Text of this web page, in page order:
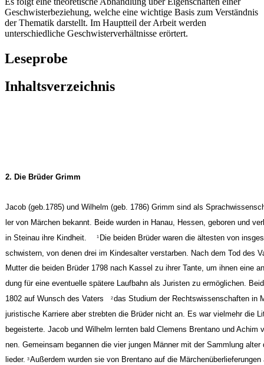
Geschwisterbeziehung, welche eine wichtige Basis zum Verständnis
der Thematik darstellt. Im Hauptteil der Arbeit werden
unterschiedliche Geschwisterverhältnisse erörtert.
Leseprobe
Inhaltsverzeichnis
2. Die Brüder Grimm
Jacob (geb.1785) und Wilhelm (geb. 1786) Grimm sind als
ler von Märchen bekannt. Beide wurden in Hanau, Hessen, geboren und
in Steinau ihre Kindheit.
1 Die beiden Brüder waren die ältesten von
schwistern, von denen drei im Kindesalter verstarben. Nach dem Tod des
Mutter die beiden Brüder 1798 nach Kassel zu ihrer Tante, um ihnen eine
dung für eine eventuelle spätere Laufbahn als Juristen zu ermöglichen.
1802 auf Wunsch des Vaters
2das Studium der Rechtswissenschaften in
juristische Karriere aber strebten die Brüder nicht an. Es war vielmehr die
begeisterte. Jacob und Wilhelm lernten bald Clemens Brentano und Achim
nen. Gemeinsam begannen die vier jungen Männer mit der Sammlung alter
lieder. 3Außerdem wurden sie von Brentano auf die